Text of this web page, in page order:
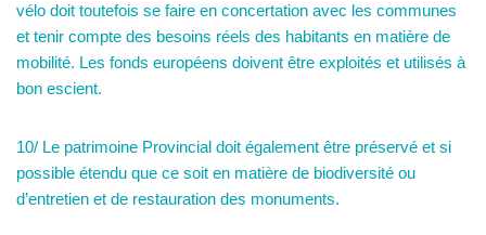
vélo doit toutefois se faire en concertation avec les communes
et tenir compte des besoins réels des habitants en matière de
mobilité. Les fonds européens doivent être exploités et utilisés à
bon escient.
10/ Le patrimoine Provincial doit également être préservé et si
possible étendu que ce soit en matière de biodiversité ou
d’entretien et de restauration des monuments.